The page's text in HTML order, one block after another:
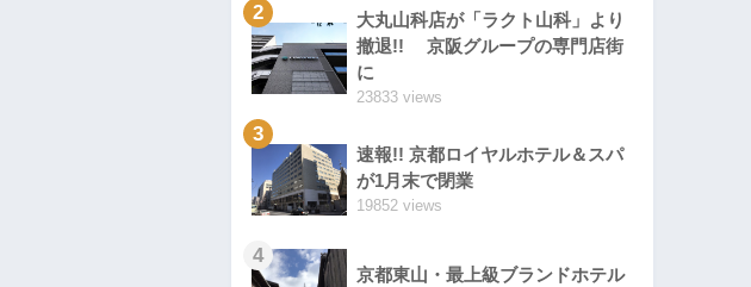
2
大丸山科店が「ラクト山科」より
撤退!! 京阪グループの専門店街
に
23833 views
3
速報!! 京都ロイヤルホテル＆スパ
が1月末で閉業
19852 views
4
京都東山・最上級ブランドホテル